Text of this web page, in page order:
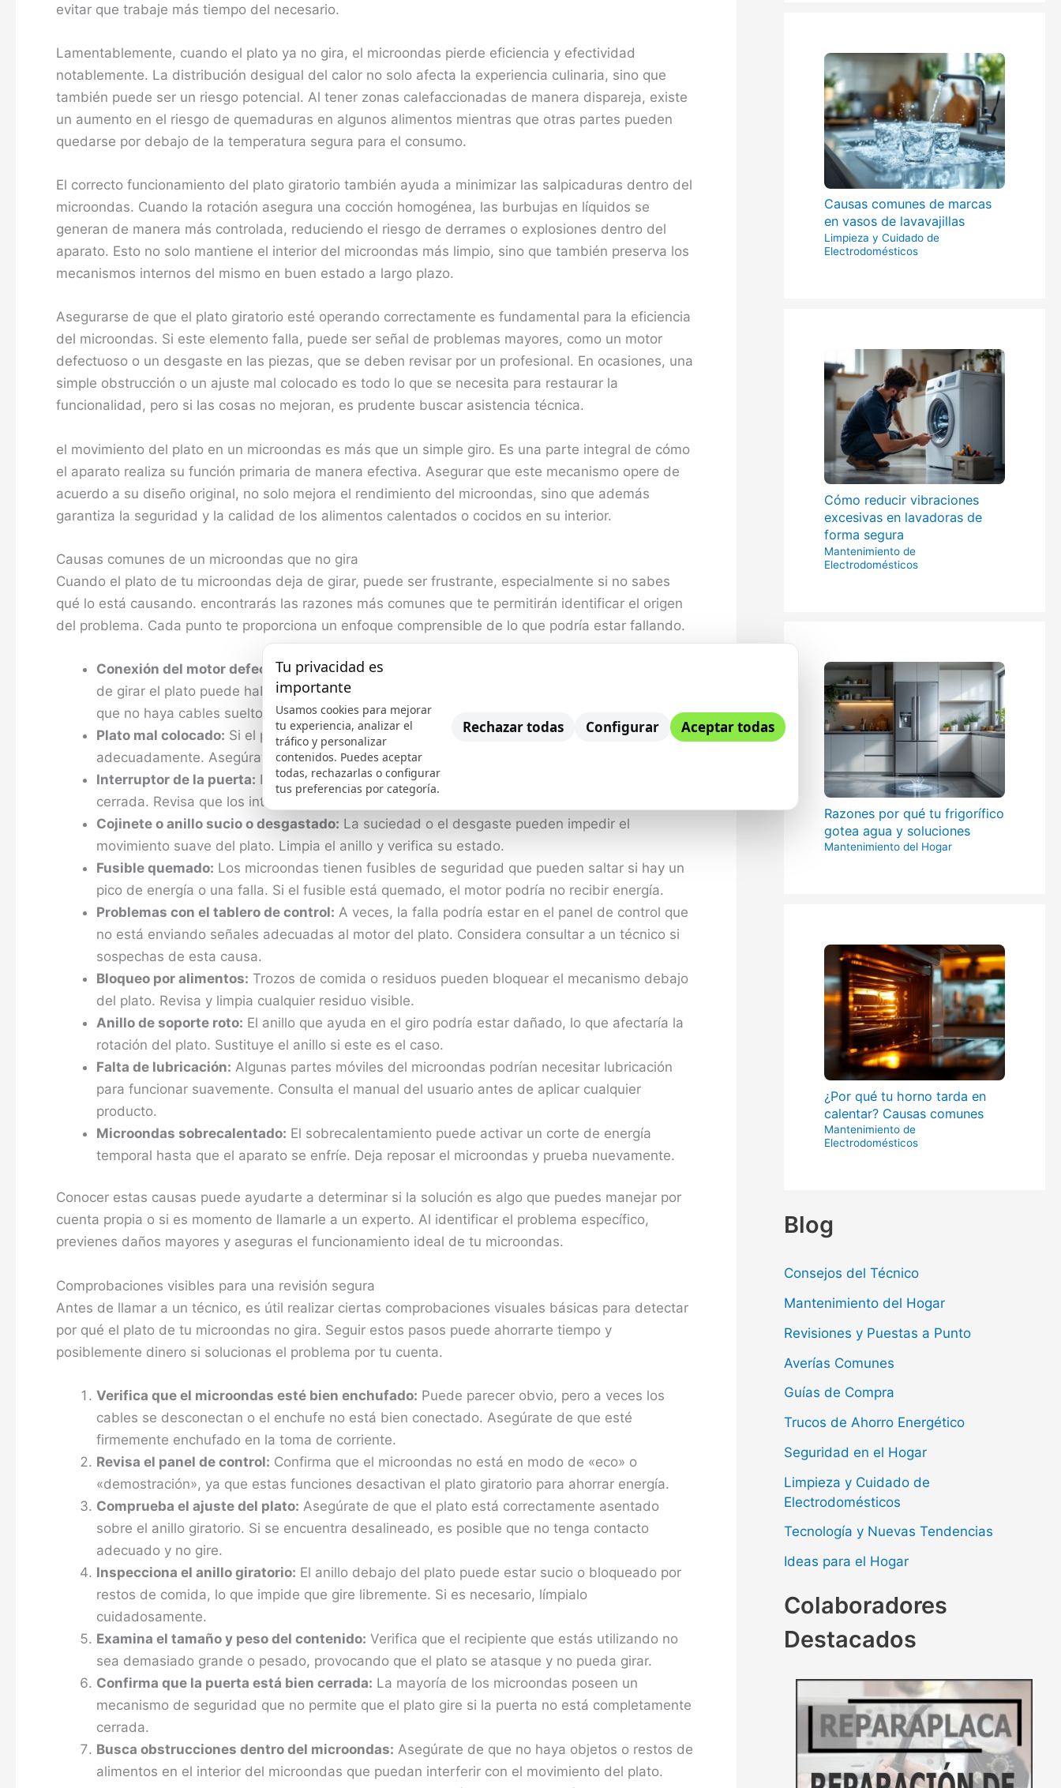
evitar que trabaje más tiempo del necesario.
Lamentablemente, cuando el plato ya no gira, el microondas pierde eficiencia y efectividad
notablemente. La distribución desigual del calor no solo afecta la experiencia culinaria, sino que
también puede ser un riesgo potencial. Al tener zonas calefaccionadas de manera dispareja, existe
un aumento en el riesgo de quemaduras en algunos alimentos mientras que otras partes pueden
quedarse por debajo de la temperatura segura para el consumo.
El correcto funcionamiento del plato giratorio también ayuda a minimizar las salpicaduras dentro del
microondas. Cuando la rotación asegura una cocción homogénea, las burbujas en líquidos se
generan de manera más controlada, reduciendo el riesgo de derrames o explosiones dentro del
aparato. Esto no solo mantiene el interior del microondas más limpio, sino que también preserva los
mecanismos internos del mismo en buen estado a largo plazo.
Asegurarse de que el plato giratorio esté operando correctamente es fundamental para la eficiencia
del microondas. Si este elemento falla, puede ser señal de problemas mayores, como un motor
defectuoso o un desgaste en las piezas, que se deben revisar por un profesional. En ocasiones, una
simple obstrucción o un ajuste mal colocado es todo lo que se necesita para restaurar la
funcionalidad, pero si las cosas no mejoran, es prudente buscar asistencia técnica.
el movimiento del plato en un microondas es más que un simple giro. Es una parte integral de cómo
el aparato realiza su función primaria de manera efectiva. Asegurar que este mecanismo opere de
acuerdo a su diseño original, no solo mejora el rendimiento del microondas, sino que además
garantiza la seguridad y la calidad de los alimentos calentados o cocidos en su interior.
Causas comunes de un microondas que no gira
Cuando el plato de tu microondas deja de girar, puede ser frustrante, especialmente si no sabes
qué lo está causando. encontrarás las razones más comunes que te permitirán identificar el origen
del problema. Cada punto te proporciona un enfoque comprensible de lo que podría estar fallando.
Conexión del motor defectuosa:Uno de los motivos principales es que el motor encargado
de girar el plato puede haber perdido su conexión o estar defectuoso. Revísalo para asegurar
que no haya cables sueltos.
Plato mal colocado: Si el plato no está correctamente centrado en el anillo, no girará
adecuadamente. Asegúrate de que está bien posicionado.
Interruptor de la puerta: El microondas no funcionará si no detecta que la puerta está
cerrada. Revisa que los interruptores de cierre estén operativos.
Cojinete o anillo sucio o desgastado: La suciedad o el desgaste pueden impedir el
movimiento suave del plato. Limpia el anillo y verifica su estado.
Fusible quemado: Los microondas tienen fusibles de seguridad que pueden saltar si hay un
pico de energía o una falla. Si el fusible está quemado, el motor podría no recibir energía.
Problemas con el tablero de control: A veces, la falla podría estar en el panel de control que
no está enviando señales adecuadas al motor del plato. Considera consultar a un técnico si
sospechas de esta causa.
Bloqueo por alimentos: Trozos de comida o residuos pueden bloquear el mecanismo debajo
del plato. Revisa y limpia cualquier residuo visible.
Anillo de soporte roto: El anillo que ayuda en el giro podría estar dañado, lo que afectaría la
rotación del plato. Sustituye el anillo si este es el caso.
Falta de lubricación: Algunas partes móviles del microondas podrían necesitar lubricación
para funcionar suavemente. Consulta el manual del usuario antes de aplicar cualquier
producto.
Microondas sobrecalentado: El sobrecalentamiento puede activar un corte de energía
temporal hasta que el aparato se enfríe. Deja reposar el microondas y prueba nuevamente.
Conocer estas causas puede ayudarte a determinar si la solución es algo que puedes manejar por
cuenta propia o si es momento de llamarle a un experto. Al identificar el problema específico,
previenes daños mayores y aseguras el funcionamiento ideal de tu microondas.
Comprobaciones visibles para una revisión segura
Antes de llamar a un técnico, es útil realizar ciertas comprobaciones visuales básicas para detectar
por qué el plato de tu microondas no gira. Seguir estos pasos puede ahorrarte tiempo y
posiblemente dinero si solucionas el problema por tu cuenta.
Verifica que el microondas esté bien enchufado: Puede parecer obvio, pero a veces los
cables se desconectan o el enchufe no está bien conectado. Asegúrate de que esté
firmemente enchufado en la toma de corriente.
Revisa el panel de control: Confirma que el microondas no está en modo de «eco» o
«demostración», ya que estas funciones desactivan el plato giratorio para ahorrar energía.
Comprueba el ajuste del plato: Asegúrate de que el plato está correctamente asentado
sobre el anillo giratorio. Si se encuentra desalineado, es posible que no tenga contacto
adecuado y no gire.
Inspecciona el anillo giratorio: El anillo debajo del plato puede estar sucio o bloqueado por
restos de comida, lo que impide que gire libremente. Si es necesario, límpialo
cuidadosamente.
Examina el tamaño y peso del contenido: Verifica que el recipiente que estás utilizando no
sea demasiado grande o pesado, provocando que el plato se atasque y no pueda girar.
Confirma que la puerta está bien cerrada: La mayoría de los microondas poseen un
mecanismo de seguridad que no permite que el plato gire si la puerta no está completamente
cerrada.
Busca obstrucciones dentro del microondas: Asegúrate de que no haya objetos o restos de
alimentos en el interior del microondas que puedan interferir con el movimiento del plato.
Causas comunes de marcas
en vasos de lavavajillas
Limpieza y Cuidado de
Electrodomésticos
Cómo reducir vibraciones
excesivas en lavadoras de
forma segura
Mantenimiento de
Electrodomésticos
Razones por qué tu frigorífico
gotea agua y soluciones
Mantenimiento del Hogar
¿Por qué tu horno tarda en
calentar? Causas comunes
Mantenimiento de
Electrodomésticos
Blog
Consejos del Técnico
Mantenimiento del Hogar
Revisiones y Puestas a Punto
Averías Comunes
Guías de Compra
Trucos de Ahorro Energético
Seguridad en el Hogar
Limpieza y Cuidado de
Electrodomésticos
Tecnología y Nuevas Tendencias
Ideas para el Hogar
Colaboradores
Destacados
Tu privacidad es
importante
Usamos cookies para mejorar
tu experiencia, analizar el
tráfico y personalizar
contenidos. Puedes aceptar
todas, rechazarlas o configurar
tus preferencias por categoría.
Rechazar todas Configurar Aceptar todas